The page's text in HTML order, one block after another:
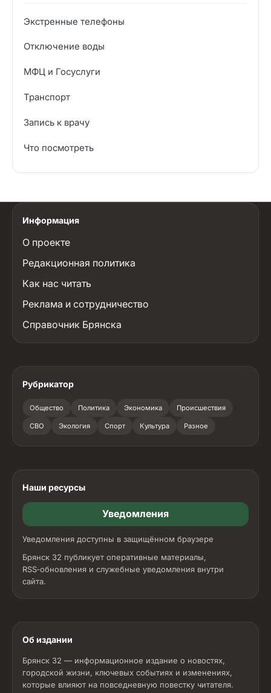
Экстренные телефоны
Отключение воды
МФЦ и Госуслуги
Транспорт
Запись к врачу
Что посмотреть
Информация
О проекте
Редакционная политика
Как нас читать
Реклама и сотрудничество
Справочник Брянска
Рубрикатор
Общество Политика Экономика Происшествия
СВО Экология Спорт Культура Разное
Наши ресурсы
Уведомления
Уведомления доступны в защищённом браузере
Брянск 32 публикует оперативные материалы,
RSS‑обновления и служебные уведомления внутри
сайта.
Об издании
Брянск 32 — информационное издание о новостях,
городской жизни, ключевых событиях и изменениях,
которые влияют на повседневную повестку читателя.